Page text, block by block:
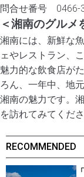
問合せ番号 0466-
＜湘南のグルメ
湘南には、新鮮な
ェやレストラン、
魅力的な飲食店が
ろん、一年中、地
湘南の魅力です。
を訪れてみてくださ
RECOMMENDED